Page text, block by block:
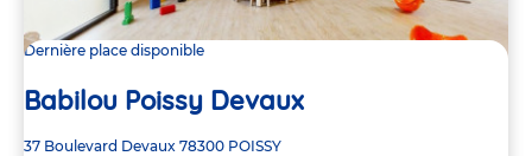
Dernière place disponible
Babilou Poissy Devaux
Adresse
37 Boulevard Devaux 78300 POISSY